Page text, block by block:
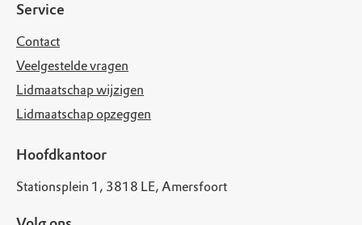
Service
Contact
Veelgestelde vragen
Lidmaatschap wijzigen
Lidmaatschap opzeggen
Hoofdkantoor
Stationsplein 1, 3818 LE, Amersfoort